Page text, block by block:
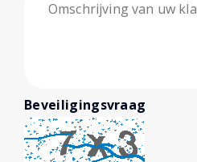
Beveiligingsvraag